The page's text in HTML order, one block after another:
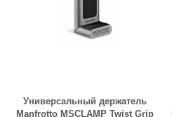
Универсальный держатель
Manfrotto MSCLAMP Twist Grip